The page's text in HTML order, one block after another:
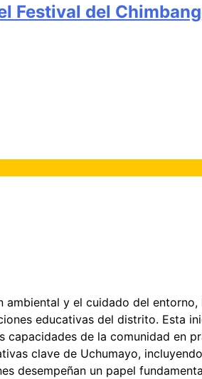
Festival del
y el cuidado del
educativas del distrito. Esta
capacidades de la comunidad en
clave de Uchumayo,
desempeñan un papel